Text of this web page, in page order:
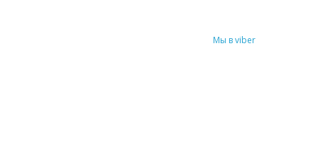
Мы в viber